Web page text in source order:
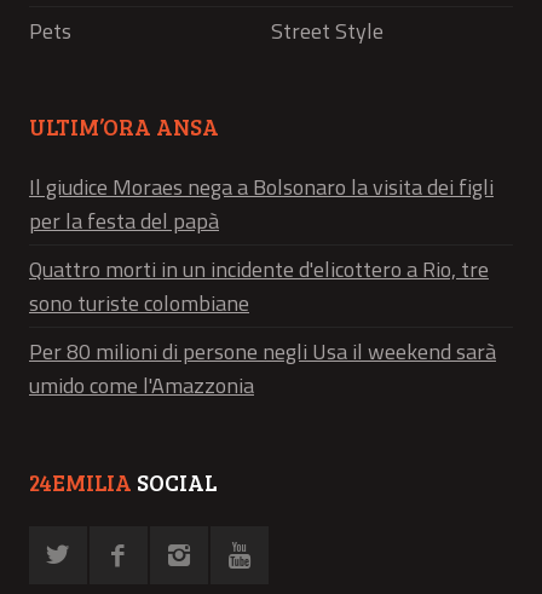
Pets
Street Style
ULTIM’ORA ANSA
Il giudice Moraes nega a Bolsonaro la visita dei figli
per la festa del papà
Quattro morti in un incidente d'elicottero a Rio, tre
sono turiste colombiane
Per 80 milioni di persone negli Usa il weekend sarà
umido come l'Amazzonia
24EMILIA SOCIAL